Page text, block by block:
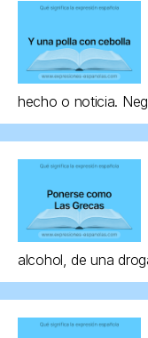
hecho o noticia.
alcohol, de una